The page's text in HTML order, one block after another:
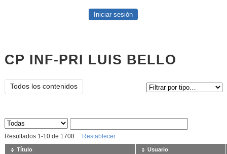
Iniciar sesión
CP INF-PRI LUIS BELLO
Todos los contenidos
Sus archivos
Resultados 1 -10de 1708 Restablecer
Título Usuario